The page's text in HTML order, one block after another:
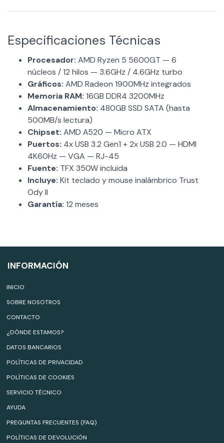
Especificaciones Técnicas
Procesador: AMD Ryzen 5 5600GT — 6
núcleos / 12 hilos — 3.6GHz / 4.6GHz turbo
Gráficos: AMD Radeon 1900MHz integrados
Memoria RAM: 16GB DDR4 3200MHz
Almacenamiento: 480GB SSD SATA (hasta
500MB/s lectura)
Chipset: AMD A520 — Micro ATX
Puertos: 4x USB 3.2 Gen1 + 2x USB 2.0 — HDMI
4K60Hz — VGA — RJ-45
Fuente: TFX 350W incluida
Incluye: Kit teclado y mouse inalámbrico Trust
Ody II
Garantía: 12 meses
INFORMACIÓN
INICIO
SOBRE NOSOTROS
CONTACTO
¿DÓNDE ESTAMOS?
DATOS BANCARIOS
POLÍTICAS DE PRIVACIDAD
POLÍTICAS DE COOKIES
SERVICIO TÉCNICO
AYUDA
PREGUNTAS FRECUENTES (FAQ)
POLÍTICAS DE DEVOLUCIÓN